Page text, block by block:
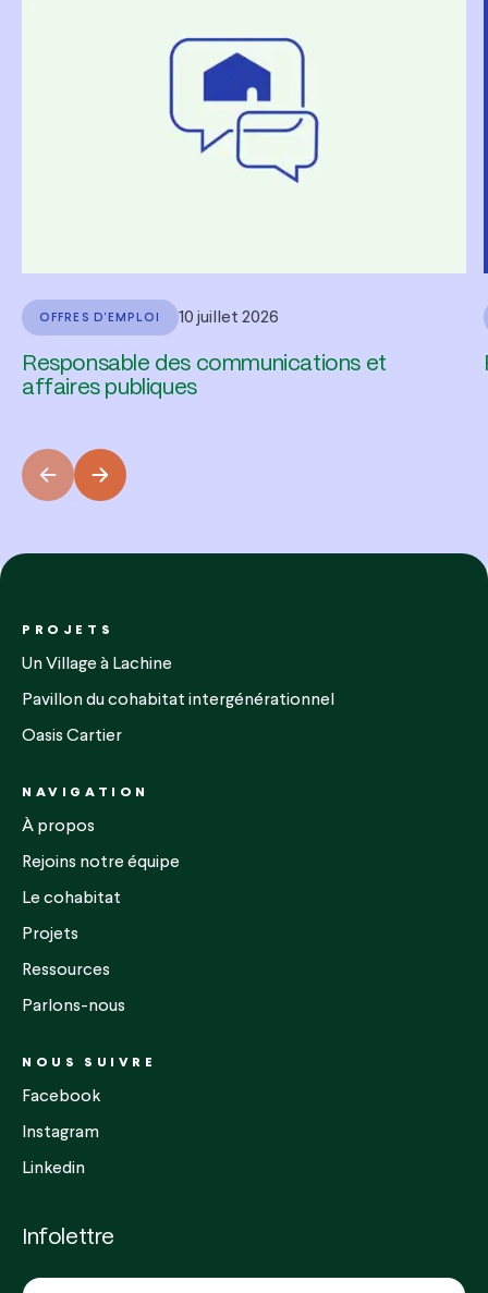
OFFRES D'EMPLOI 10 juillet 2026
Responsable des communications et
affaires publiques
PROJETS
Un Village à Lachine
Pavillon du cohabitat intergénérationnel
Oasis Cartier
NAVIGATION
À propos
Rejoins notre équipe
Le cohabitat
Projets
Ressources
Parlons-nous
NOUS SUIVRE
Facebook
Instagram
Linkedin
Infolettre
COURRIEL